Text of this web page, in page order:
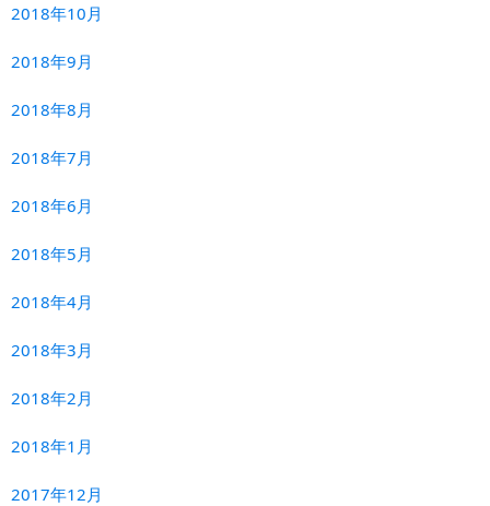
2018年10月
2018年9月
2018年8月
2018年7月
2018年6月
2018年5月
2018年4月
2018年3月
2018年2月
2018年1月
2017年12月